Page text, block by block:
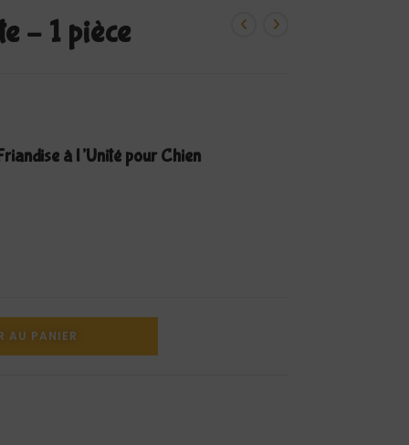
– 1 pièce
à l’Unité pour Chien
AU PANIER